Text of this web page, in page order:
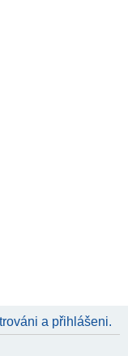
a přihlášeni.